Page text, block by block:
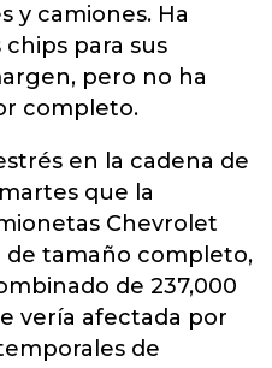
y camiones. Ha
para sus
pero no ha
completo.
en la cadena de
que la
Chevrolet
de tamaño completo,
de 237,000
vería afectada por
de